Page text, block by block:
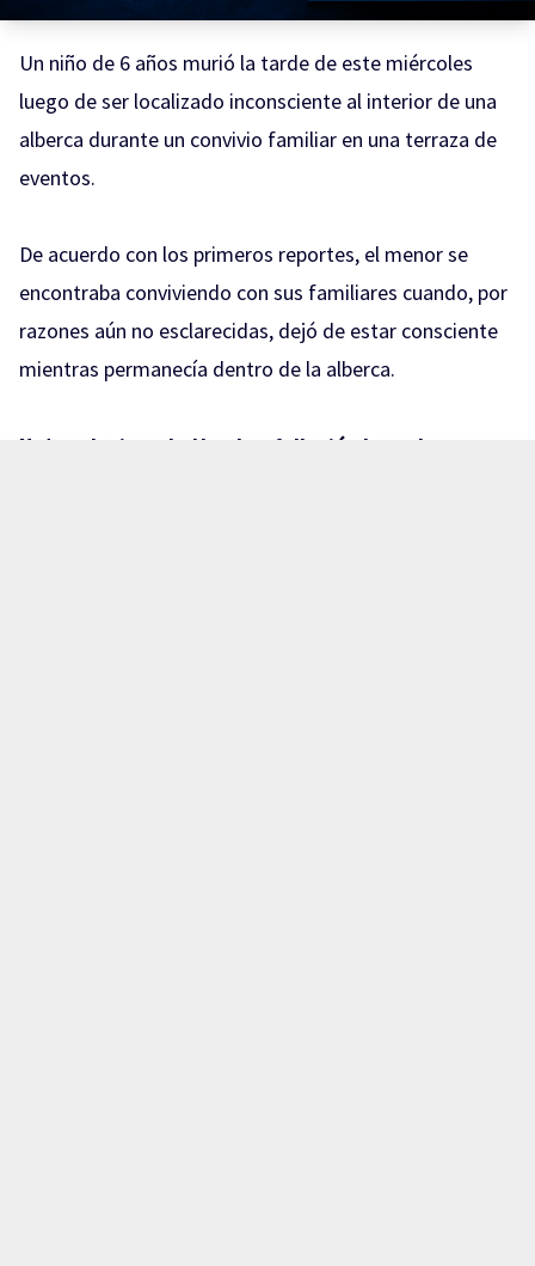
Un niño de 6 años murió la tarde de este miércoles
luego de ser localizado inconsciente al interior de una
alberca durante un convivio familiar en una terraza de
eventos.
De acuerdo con los primeros reportes, el menor se
encontraba conviviendo con sus familiares cuando, por
razones aún no esclarecidas, dejó de estar consciente
mientras permanecía dentro de la alberca.
Nota relacionada: Hombre falleció ahogado en